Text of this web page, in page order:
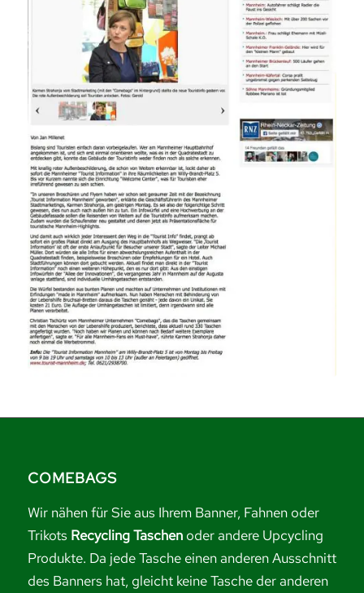
COMEBAGS
Wir nähen für Sie aus Ihrem Banner, Fahnen oder
Trikots Recycling Taschenoder andere Upcycling
Produkte. Da jede Tasche einen anderen Ausschnitt
des Banners hat, gleicht keine Tasche der anderen